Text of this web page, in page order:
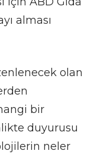
alması
olan
bir
duyurusu
neler